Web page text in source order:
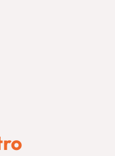
Conociendo historias
de Roma la sede de un
huella en nuestra